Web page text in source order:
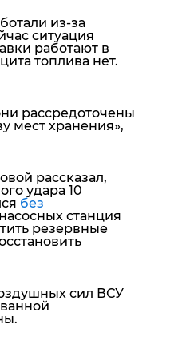
из-за
ситуация
работают в
топлива нет.
рассредоточены
мест хранения»,
рассказал,
удара 10
без
станция
резервные
сил ВСУ